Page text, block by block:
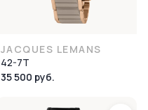
JACQUES LEMANS
42-7T
35 500 руб.